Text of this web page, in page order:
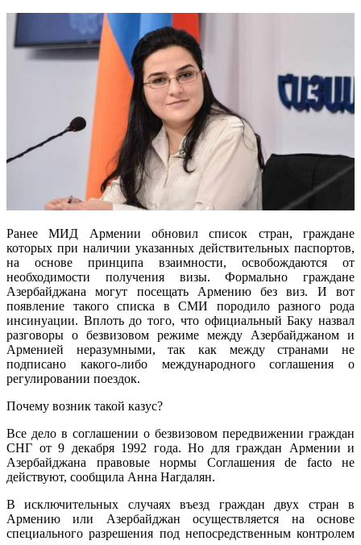
Ранее МИД Армении обновил список стран, граждане
которых при наличии указанных действительных паспортов,
на основе принципа взаимности, освобождаются от
необходимости получения визы. Формально граждане
Азербайджана могут посещать Армению без виз. И вот
появление такого списка в СМИ породило разного рода
инсинуации. Вплоть до того, что официальный Баку назвал
разговоры о безвизовом режиме между Азербайджаном и
Арменией неразумными, так как между странами не
подписано какого-либо международного соглашения о
регулировании поездок.
Почему возник такой казус?
Все дело в соглашении о безвизовом передвижении граждан
СНГ от 9 декабря 1992 года. Но для граждан Армении и
Азербайджана правовые нормы Соглашения de facto не
действуют, сообщила Анна Нагдалян.
В исключительных случаях въезд граждан двух стран в
Армению или Азербайджан осуществляется на основе
специального разрешения под непосредственным контролем